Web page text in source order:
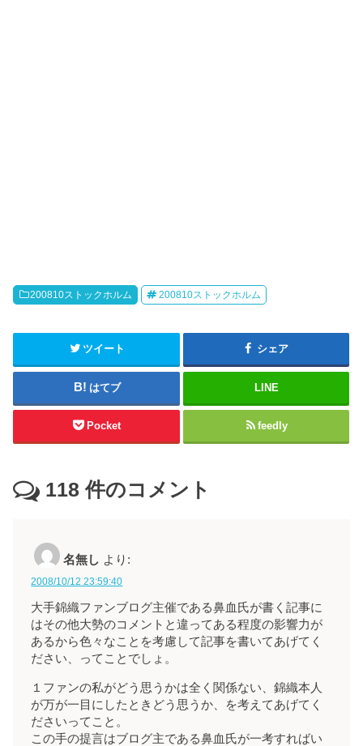
200810ストックホルム 200810ストックホルム
ツイート シェア
はてブ LINE
Pocket feedly
118 件のコメント
名無し より:
2008/10/12 23:59:40
大手錦織ファンブログ主催である鼻血氏が書く記事に
はその他大勢のコメントと違ってある程度の影響力が
あるから色々なことを考慮して記事を書いてあげてく
ださい、ってことでしょ。
１ファンの私がどう思うかは全く関係ない、錦織本人
が万が一目にしたときどう思うか、を考えてあげてく
ださいってこと。
この手の提言はブログ主である鼻血氏が一考すればい